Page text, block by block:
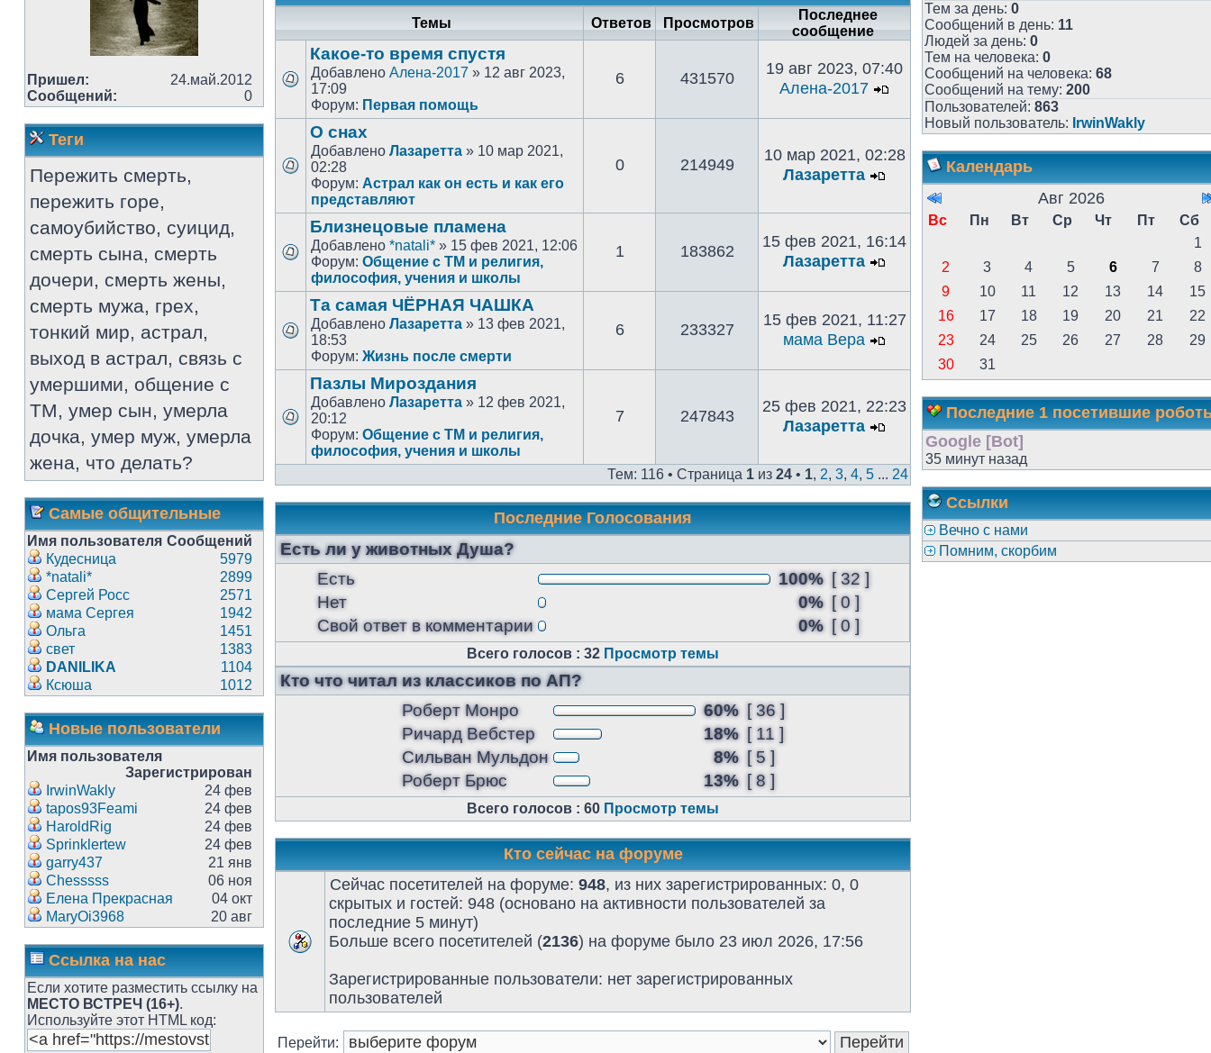
Пришел:
24.май.2012
Сообщений:
0
Теги
Пережить смерть,
пережить горе,
самоубийство, суицид,
смерть сына, смерть
дочери, смерть жены,
смерть мужа, грех,
тонкий мир, астрал,
выход в астрал, связь с
умершими, общение с
ТМ, умер сын, умерла
дочка, умер муж, умерла
жена, что делать?
Самые общительные
Имя пользователя Сообщений
Кудесница
5979
*natali*
2899
Сергей Росс
2571
мама Сергея
1942
Ольга
1451
свет
1383
DANILIKA
1104
Ксюша
1012
Новые пользователи
Имя пользователя
Зарегистрирован
IrwinWakly
24 фев
tapos93Feami
24 фев
HaroldRig
24 фев
Sprinklertew
24 фев
garry437
21 янв
Chesssss
06 ноя
Елена Прекрасная
04 окт
MaryOi3968
20 авг
Ссылка на нас
Если хотите разместить ссылку на
МЕСТО ВСТРЕЧ (16+).
Используйте этот HTML код:
Темы Ответов Просмотров
Последнее
сообщение
Какое-то время спустя
Добавлено Алена-2017 » 12 авг 2023,
17:09
Форум: Первая помощь
6 431570
19 авг 2023, 07:40
Алена-2017
О снах
Добавлено Лазаретта » 10 мар 2021,
02:28
Форум: Астрал как он есть и как его
представляют
0 214949
10 мар 2021, 02:28
Лазаретта
Близнецовые пламена
Добавлено *natali* » 15 фев 2021, 12:06
Форум: Общение с ТМ и религия,
философия, учения и школы
1 183862
15 фев 2021, 16:14
Лазаретта
Та самая ЧЁРНАЯ ЧАШКА
Добавлено Лазаретта » 13 фев 2021,
18:53
Форум: Жизнь после смерти
6 233327
15 фев 2021, 11:27
мама Вера
Пазлы Мироздания
Добавлено Лазаретта » 12 фев 2021,
20:12
Форум: Общение с ТМ и религия,
философия, учения и школы
7 247843
25 фев 2021, 22:23
Лазаретта
Тем: 116 • Страница 1 из 24 • 1, 2, 3, 4, 5 ... 24
Последние Голосования
Есть ли у животных Душа?
Есть
100% [ 32 ]
Нет
0% [ 0 ]
Свой ответ в комментарии
0% [ 0 ]
Всего голосов : 32 Просмотр темы
Кто что читал из классиков по АП?
Роберт Монро
60% [ 36 ]
Ричард Вебстер
18% [ 11 ]
Сильван Мульдон
8% [ 5 ]
Роберт Брюс
13% [ 8 ]
Всего голосов : 60 Просмотр темы
Кто сейчас на форуме
Сейчас посетителей на форуме: 948, из них зарегистрированных: 0, 0
скрытых и гостей: 948 (основано на активности пользователей за
последние 5 минут)
Больше всего посетителей (2136) на форуме было 23 июл 2026, 17:56
Зарегистрированные пользователи: нет зарегистрированных
пользователей
Перейти:
Тем за день: 0
Сообщений в день: 11
Людей за день: 0
Тем на человека: 0
Сообщений на человека: 68
Сообщений на тему: 200
Пользователей: 863
Новый пользователь: IrwinWakly
Календарь
Авг 2026
Вс Пн Вт Ср Чт Пт
Сб
1
2
3 4 5 6 7
8
9
10 11 12 13 14
15
16
17 18 19 20 21
22
23
24 25 26 27 28
29
30
31
Последние 1 посетившие
Google [Bot]
35 минут назад
Ссылки
Вечно с нами
Помним, скорбим